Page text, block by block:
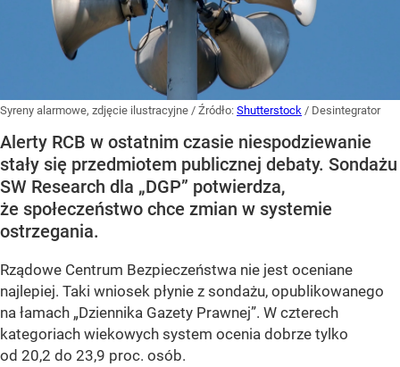
Syreny alarmowe, zdjęcie ilustracyjne / Źródło: Shutterstock / Desintegrator
Alerty RCB w ostatnim czasie niespodziewanie
stały się przedmiotem publicznej debaty. Sondażu
SW Research dla „DGP” potwierdza,
że społeczeństwo chce zmian w systemie
ostrzegania.
Rządowe Centrum Bezpieczeństwa nie jest oceniane
najlepiej. Taki wniosek płynie z sondażu, opublikowanego
na łamach „Dziennika Gazety Prawnej”. W czterech
kategoriach wiekowych system ocenia dobrze tylko
od 20,2 do 23,9 proc. osób.